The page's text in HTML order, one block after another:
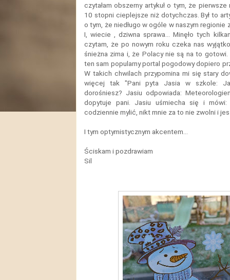
czytałam obszerny artykuł o tym, że
10 stopni cieplejsze niż dotychczas. Był to
o tym, że niedługo w ogóle w naszym regionie
I, wiecie , dziwna sprawa... Minęło tych
czytam, że po nowym roku czeka nas
śnieżna zima i, że Polacy nie są na to
ten sam popularny portal pogodowy dopiero
W takich chwilach przypomina mi się stary
więcej tak "Pani pyta Jasia w szkole:
dorośniesz? Jasiu odpowiada:
dopytuje pani. Jasiu uśmiecha się i
codziennie mylić, nikt mnie za to nie zwolni i
I tym optymistycznym akcentem...
Ściskam i pozdrawiam
Sil